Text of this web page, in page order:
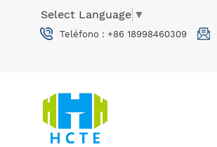
Select Language ▼
Teléfono : +86 18998460309